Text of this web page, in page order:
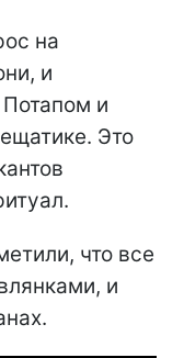
на
и
и
Это
что все
и